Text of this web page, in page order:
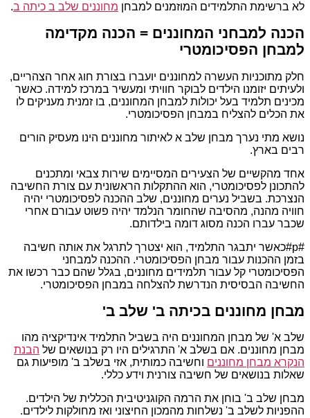
לא ברשימת התלמידים המוזמנים למבחן מחוננים שלב ב כיתה ב.
הכנה למבחני המחוננים = הכנה מקדימה
למבחן הפסיכומטרי
חלק מתוכניות העשרה למחוננים יועברו בצורת חוג אחר הצהריים,
ולעיתים יזומנו הילדים לבוקר חוויתי ומעשיר במרכז למידה. כאשר
מכינים תלמיד בעל יכולות למבחן המחוננים, בו זמנית מעניקים לו
את הכלים להצליח במבחן הפסיכומטרי.
נושא מתי נערך מבחן שלב א לאיתור מחוננים הינו מעסיק הורים
רבים בארץ.
אחד מהקשיים של הצעירים המסיימים שירות צבאי ומתכנים
להתכונן לפסיכומטרי, הוא ההתקלות הראשונית עם צורת החשיבה
הנצרכת. בשביל נערים מחוננים, שלב ההכנה לפסיכומטרי יהיה
חוויה מהנה, מהסיבה שהחומר הנלמד יהיה פשוט עבורם אחרי
שכבר עברו הכנה מסוג דומה בילדותם.
#p#כאשר יתבגר התלמיד, הוא יצטרך לתרגל את אותה חשיבה
בזמן ההכנות עבור מבחן הפסיכומטרי. ההכנה למבחני
הפסיכומטרי קל עבור תלמידים מחוננים, בגלל שהם כבר רכשו את
החשיבה הבסיסית הנדרשת להצלחה במבחן הפסיכומטרי.
מבחן מחוננים בכיתה ב' שלב ב'
שלב א' של מבחן המחוננים היה בשביל התלמיד אינדיקציה מהו
מבחן מחוננים. אם בשלב א' התרגילים היו רק בנושאים של הבנת
הנקרא מבחן מחוננים וחשיבה כמותית, אזי בשלב ב' מופיעות גם
שאלות בנושאים של חשיבה צורנית וידע כללי.
מבחן שלב ב' בוחן את הרמה הקוגניטיבית הכללית של הילדים.
ההפניות לשלב ב' נשלחות מהמכון החיצוני ואז מחולקות לילדים.